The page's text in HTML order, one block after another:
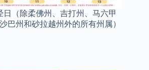
日（除柔佛州、吉打州、马六甲
巴州和砂拉越州外的所有州属）